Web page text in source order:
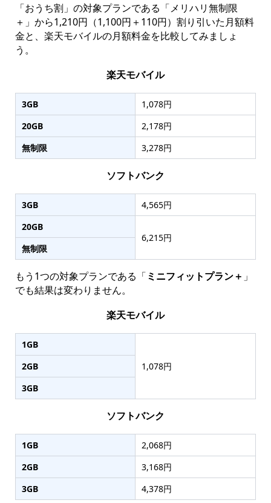
「おうち割」の対象プランである「メリハリ無制限
＋」から1,210円（1,100円＋110円）割り引いた月額料
金と、楽天モバイルの月額料金を比較してみましょ
う。
楽天モバイル
3GB
1,078円
20GB
2,178円
無制限
3,278円
ソフトバンク
3GB
4,565円
20GB
6,215円
無制限
もう1つの対象プランである「ミニフィットプラン＋ 」
でも結果は変わりません。
楽天モバイル
1GB
1,078円
2GB
3GB
ソフトバンク
1GB
2,068円
2GB
3,168円
3GB
4,378円